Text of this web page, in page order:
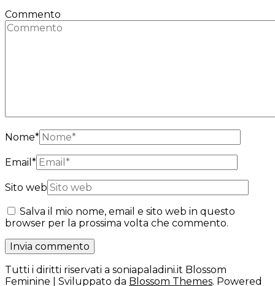
Commento
Nome*
Email *
Sito web
Salva il mio nome, email e sito web in questo
browser per la prossima volta che commento.
Tutti i diritti riservati a soniapaladini.it Blossom
Feminine | Sviluppato da Blossom Themes. Powered